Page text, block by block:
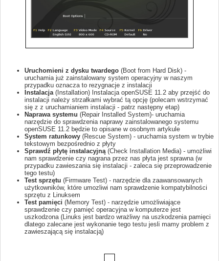
Uruchomieni z dysku twardego(Boot from Hard Disk) -
uruchamia już zainstalowany system operacyjny w naszym
przypadku oznacza to rezygnacje z instalacji
Instalacja(Installation) Instalacja openSUSE 11.2 aby przejść do
instalacji należy strzałkami wybrać tą opcję (polecam wstrzymać
się z z uruchamianiem instalacji - patrz następny etap)
Naprawa systemu (Repair Installed System)- uruchamia
narzędzie do sprawdzenia naprawy zainstalowanego systemu
openSUSE 11.2 będzie to opisane w osobnym artykule
System ratunkowy(Rescue System) - uruchamia system w trybie
tekstowym bezpośrednio z płyty
Sprawdź płytę instalacyjną(Check Installation Media) - umożliwi
nam sprawdzenie czy nagrana przez nas płyta jest sprawna (w
przypadku zawieszania się instalacji - zaleca się przeprowadzenie
tego testu)
Test sprzętu (Firmware Test) - narzędzie dla zaawansowanych
użytkowników, które umozliwi nam sprawdzenie kompatybilności
sprzętu z Linuksem
Test pamięci (Memory Test) - narzędzie umożliwiające
sprawdzenie czy pamięć operacyjna w komputerze jest
uszkodzona (Linuks jest bardzo wrażliwy na uszkodzenia pamięci
dlatego zalecane jest wykonanie tego testu jesli mamy problem z
zawieszającą się instalacją)